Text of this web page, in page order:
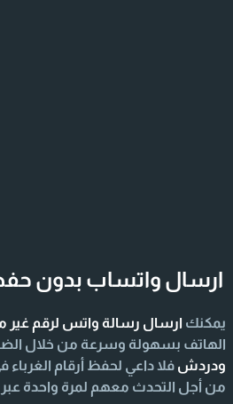
ارسال واتساب بدون
يمكنك ارسال رسالة واتس لرقم
الهاتف بسهولة وسرعة من خلال
ودردش فلا داعي لحفظ أرقام
من أجل التحدث معهم لمرة واحدة